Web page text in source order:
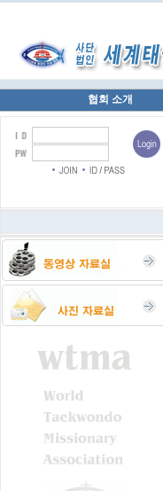
협회 소개